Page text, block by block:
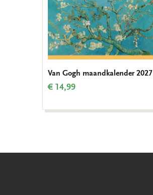
Van Gogh maandkalender 2027
€ 14,99